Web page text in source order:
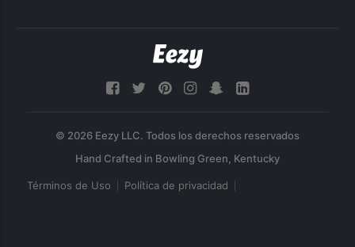
© 2026 Eezy LLC. Todos los derechos reservados
Términos de Uso Política de privacidad